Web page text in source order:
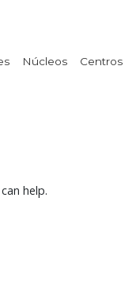
Núcleos Centros
help.